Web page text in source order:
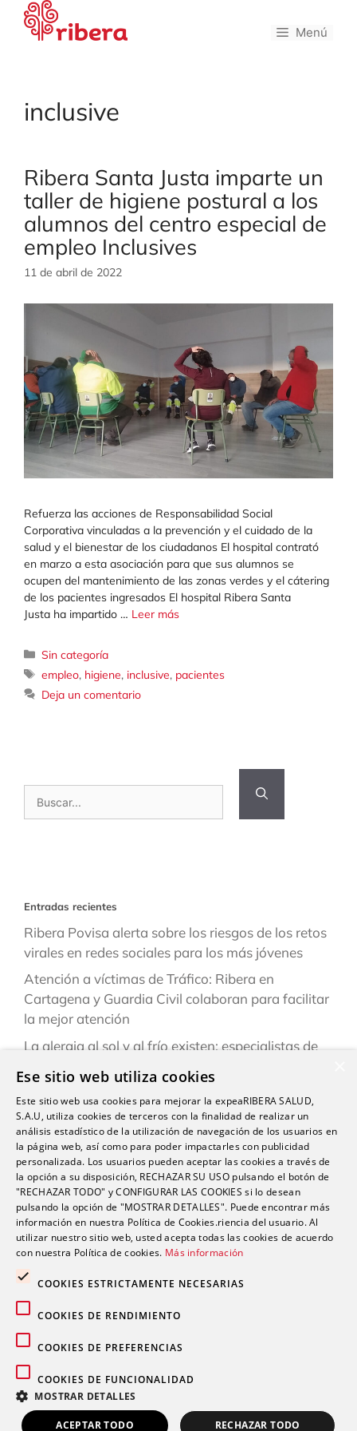
Saltar
contenido
Menú
inclusive
Ribera Santa Justa imparte un
taller de higiene postural a los
alumnos del centro especial de
empleo Inclusives
11 de abril de 2022
Refuerza las acciones de Responsabilidad Social
Corporativa vinculadas a la prevención y el cuidado de la
salud y el bienestar de los ciudadanos El hospital contrató
en marzo a esta asociación para que sus alumnos se
ocupen del mantenimiento de las zonas verdes y el cátering
de los pacientes ingresados El hospital Ribera Santa
Justa ha impartido … Leer más
Categorías
Sin categoría
Etiquetas
empleo, higiene, inclusive, pacientes
Deja un comentario
Entradas recientes
Ribera Povisa alerta sobre los riesgos de los retos
virales en redes sociales para los más jóvenes
Atención a víctimas de Tráfico: Ribera en
Cartagena y Guardia Civil colaboran para facilitar
la mejor atención
La alergia al sol y al frío existen: especialistas de
este verano
“Una persona puede estar infestada y contagiar a
otras durante semanas antes de darse cuenta de
que tiene sarna”
Ardor, hinchazón o dolor abdominal: los síntomas
del sistema Digestivo que no siempre son
inofensivos
Comentarios recientes
Ese sitio web utiliza cookies
Este sitio web usa cookies para mejorar la expeaRIBERA SALUD,
S.A.U, utiliza cookies de terceros con la finalidad de realizar un
análisis estadístico de la utilización de navegación de los usuarios en
la página web, así como para poder impactarles con publicidad
personalizada. Los usuarios pueden aceptar las cookies a través de
la opción a su disposición, RECHAZAR SU USO pulsando el botón de
"RECHAZAR TODO" y CONFIGURAR LAS COOKIES si lo desean
pulsando la opción de "MOSTRAR DETALLES". Puede encontrar más
información en nuestra Política de Cookies.riencia del usuario. Al
utilizar nuestro sitio web, usted acepta todas las cookies de acuerdo
con nuestra Política de cookies. Más información
COOKIES ESTRICTAMENTE NECESARIAS
COOKIES DE RENDIMIENTO
COOKIES DE PREFERENCIAS
COOKIES DE FUNCIONALIDAD
MOSTRAR DETALLES
ACEPTAR TODO RECHAZAR TODO